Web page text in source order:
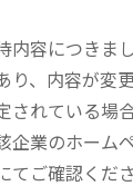
内容につきま
り、内容が変
されている場
企業のホーム
てご確認くださ